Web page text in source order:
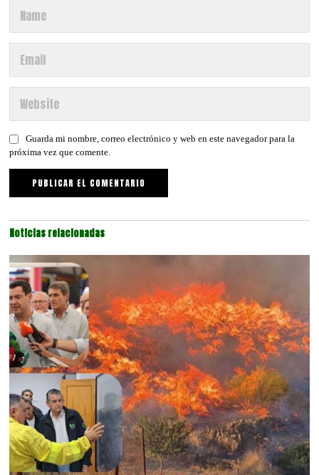
Guarda mi nombre, correo electrónico y web en este navegador para la
próxima vez que comente.
Noticias relacionadas